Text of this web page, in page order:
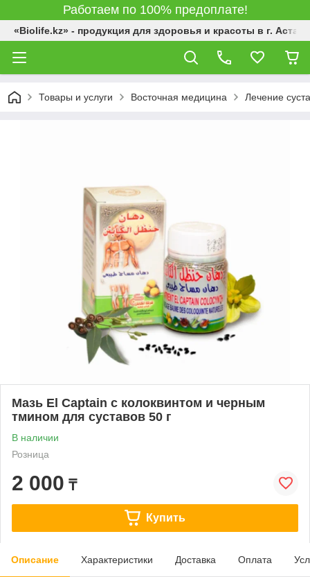
Работаем по 100% предоплате!
«Biolife.kz» - продукция для здоровья и красоты в г. Астана
Товары и услуги Восточная медицина Лечение
Мазь El Captain с колоквинтом и черным
тмином для суставов 50 г
В наличии
Розница
2 000 ₸
Купить
Описание Характеристики Доставка Оплата